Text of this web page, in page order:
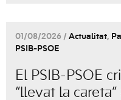
01/08/2026 / Actualitat,
PSIB-PSOE
El PSIB-PSOE
“llevat la